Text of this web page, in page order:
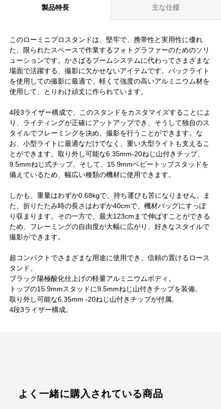
製品特長 主な仕様
このローミニプロスタンドは、堅牢で、携帯性と実用性に優れ
た、限られたスペースで作業するフォトグラファーのためのソリ
ューションです。かさばるブームシステムに代わってさまざまな
場面で活躍する、撮影に欠かせないアイテムです。バックライト
を使用しての撮影に最適で、軽くて強度の高いアルミニウム材を
使用して、とりわけ頑丈に作られています。
4段3ライザー構成で、このスタンドをカスタマイズすることによ
り、ライティングが正確にアットアップでき、そうして独自のス
タイルでフレーミングを決め、撮影を行うことができます。な
お、小型ライトに最適なだけでなく、重い大型ライトも支えるこ
とができます。取り外し可能な6.35mm-20ねじ山付きチップ、
9.5mmねじ式チップ、そして、15.9mmベビートップスタッドを
備えているため、幅広い種類の機材に使用できます。
しかも、重量はわずか0.68kgで、持ち運びも苦になりません。ま
た、折りたたみ時の長さはわずか40cmで、機材バッグにすっぽ
り収まります。その一方で、最大123cmまで伸ばすことができる
ため、フレーミングの自由度が大幅に広がり、好きなスタイルで
撮影ができます。
超コンパクトでさまざまな用途に使用でき、信頼の置けるロース
タンド。
ブラック陽極酸化仕上げの軽量アルミニウムボディ。
トップの15.9mmスタッドに9.5mmねじ山付きチップを装備。
取り外し可能な6.35mm -20ねじ山付きチップが付属。
4段3ライザー構成。
よく一緒に購入されている商品